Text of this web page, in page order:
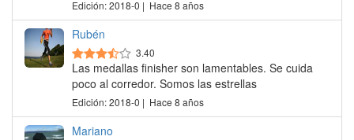
Edición: 2018-0 | Hace 8 años
Rubén
3.40
Las medallas finisher son lamentables. Se cuida
poco al corredor. Somos las estrellas
Edición: 2018-0 | Hace 8 años
Mariano